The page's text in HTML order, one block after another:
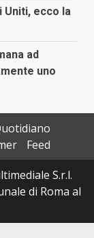
Uniti, ecco la
ad
uno
Feed
S.r.l.
di Roma al